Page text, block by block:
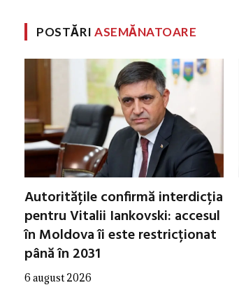
POSTĂRIASEMĂNATOARE
Autoritățile confirmă interdicția
pentru Vitalii Iankovski: accesul
în Moldova îi este restricționat
până în 2031
6 august 2026